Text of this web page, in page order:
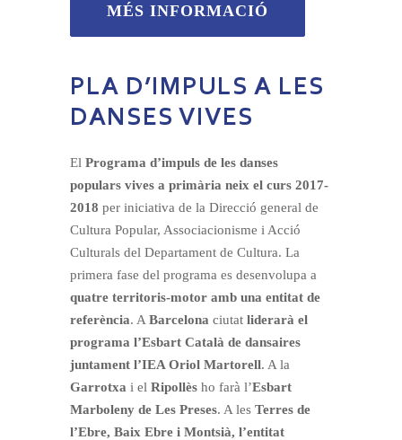
MÉS INFORMACIÓ
PLA D’IMPULS A LES
DANSES VIVES
ElPrograma d’impuls de les danses
populars vives a primària neix el curs 2017-
2018 per iniciativa de la Direcció general de
Cultura Popular, Associacionisme i Acció
Culturals del Departament de Cultura. La
primera fase del programa es desenvolupa a
quatre territoris-motor amb una entitat de
referència. ABarcelona ciutat liderarà el
programa l’Esbart Català de dansaires
juntament l’IEA Oriol Martorell. A la
Garrotxa i elRipollès ho farà l’Esbart
Marboleny de Les Preses. A les Terres de
l’Ebre, Baix Ebre i Montsià, l’entitat